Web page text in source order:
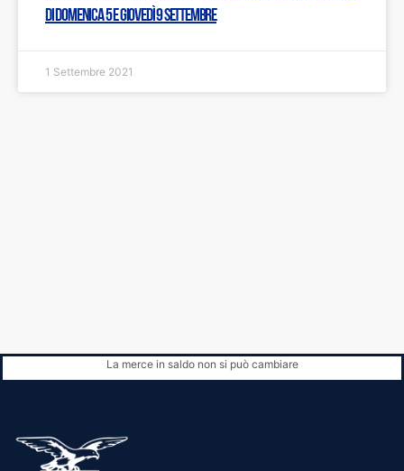
di domenica 5 e giovedì 9 settembre
1 Settembre 2021
La merce in saldo non si può cambiare